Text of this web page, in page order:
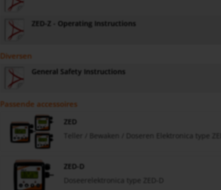
ZED-Z - Operating Instructions
Diversen
General Safety Instructions
Passende accessoires
ZED
Teller / Bewaken / Doseren Elektronica type ZED
ZED-D
Doseerelektronica type ZED-D